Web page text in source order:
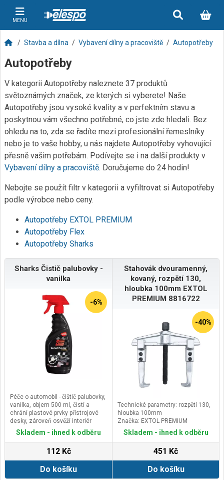
MENU
Stavba a dílna Vybavení dílny a pracoviště Autopotřeby
Autopotřeby
V kategorii Autopotřeby naleznete 37 produktů
světoznámých značek, ze kterých si vyberete! Naše
Autopotřeby jsou vysoké kvality a v perfektním stavu a
poskytnou vám všechno potřebné, co jste zde hledali. Bez
ohledu na to, zda se řadíte mezi profesionální řemeslníky
nebo je to vaše hobby, u nás najdete Autopotřeby vyhovující
přesně vašim potřebám. Podívejte se i na další produkty v
Vybavení dílny a pracoviště. Doručujeme do 24 hodin!
Nebojte se použít filtr v kategorii a vyfiltrovat si Autopotřeby
podle výrobce nebo ceny.
Autopotřeby EXTOL PREMIUM
Autopotřeby Flex
Autopotřeby Sharks
Sharks Čistič palubovky -
vanilka
-6%
Péče o automobil - čištič palubovky,
vanilka, objem 500 ml, čistí a
chrání plastové prvky přístrojové
desky, zároveň osvěží interiér
příjemnou vůní a osvěžuje barvy.
Skladem - ihned k odběru
112 Kč
Do košíku
Stahovák dvouramenný,
kovaný, rozpětí 130,
hloubka 100mm EXTOL
PREMIUM 8816722
-40%
Technické parametry: rozpětí 130,
hloubka 100mm
Značka: EXTOL PREMIUM
Skladem - ihned k odběru
451 Kč
Do košíku